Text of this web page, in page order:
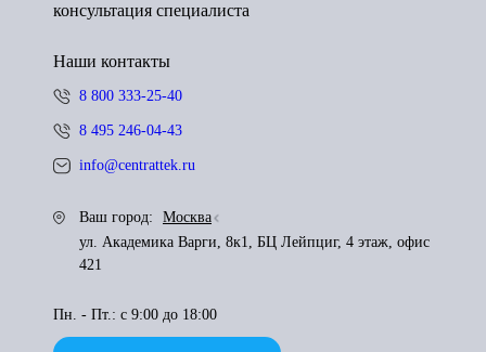
консультация специалиста
Наши контакты
8 800 333-25-40
8 495 246-04-43
info@centrattek.ru
Ваш город:
Москва
ул. Академика Варги, 8к1, БЦ Лейпциг, 4 этаж, офис
421
Пн. - Пт.: с 9:00 до 18:00